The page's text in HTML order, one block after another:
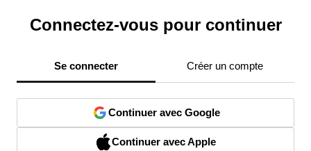
Connectez-vous pour continuer
Se connecter Créer un compte
Continuer avec Google
Continuer avec Apple